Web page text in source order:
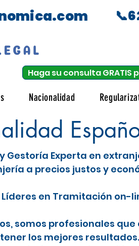
Haga su consulta GRATIS
Nacionalidad
Gestoría Experta en
a precios justos y
en Tramitación on-
somos profesionales
los mejores resultados.